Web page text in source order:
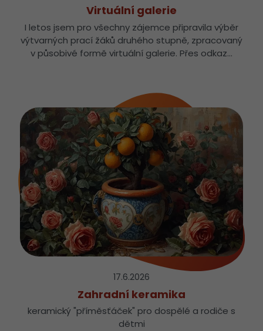
Virtuální galerie
I letos jsem pro všechny zájemce připravila výběr
výtvarných prací žáků druhého stupně, zpracovaný
v působivé formě virtuální galerie. Přes odkaz…
17.6.2026
Zahradní keramika
keramický "příměsťáček" pro dospělé a rodiče s
dětmi